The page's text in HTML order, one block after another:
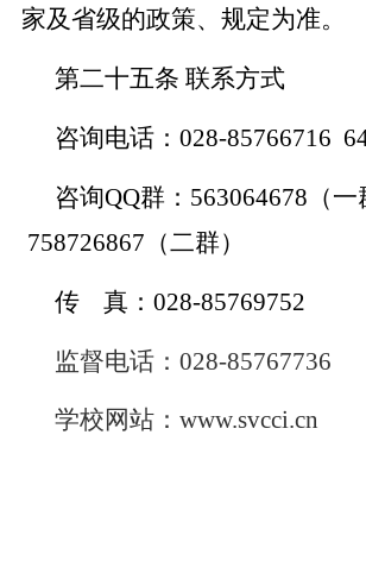
家及省级的政策、规定为准。
第二十五条 联系方式
咨询电话： 028-85766716
咨询QQ群： 563064678 （一
758726867 （二群）
传 真： 028-85769752
监督电话： 028-85767736
学校网站： www.svcci.cn